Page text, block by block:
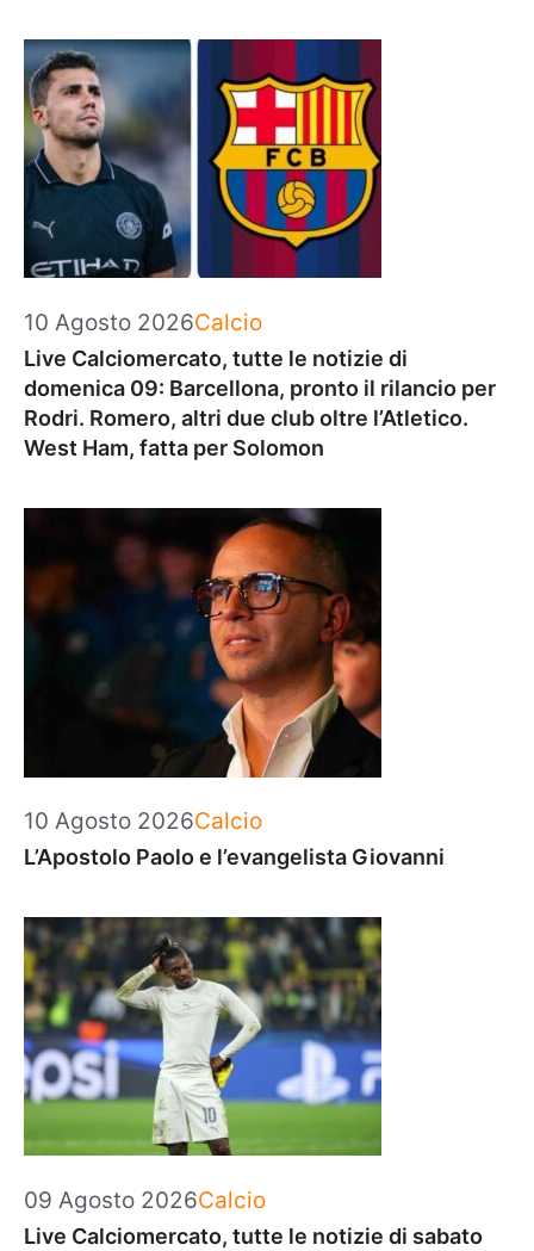
10 Agosto 2026Categorie
Calcio
Live Calciomercato, tutte le notizie di
domenica 09: Barcellona, pronto il rilancio per
Rodri. Romero, altri due club oltre l’Atletico.
West Ham, fatta per Solomon
10 Agosto 2026Categorie
Calcio
L’Apostolo Paolo e l’evangelista Giovanni
09 Agosto 2026Categorie
Calcio
Live Calciomercato, tutte le notizie di sabato